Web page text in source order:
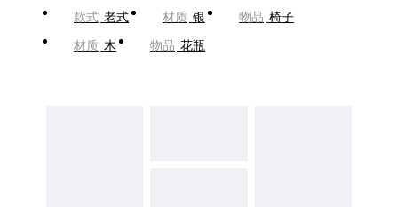
款式 老式 材质 银 物品 椅子
材质 木 物品 花瓶